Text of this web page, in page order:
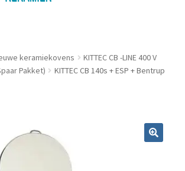
keramiekovens
KITTEC CB -LINE 400 V
Pakket)
KITTEC CB 140s + ESP + Bentrup